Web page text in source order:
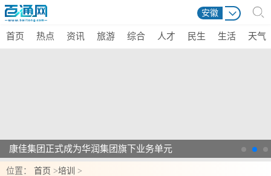
安徽
首页 热点 资讯 旅游 综合 人才 民生 生活 天气
康佳集团正式成为华润集团旗下业务单元
位置： 首页 >培训 >